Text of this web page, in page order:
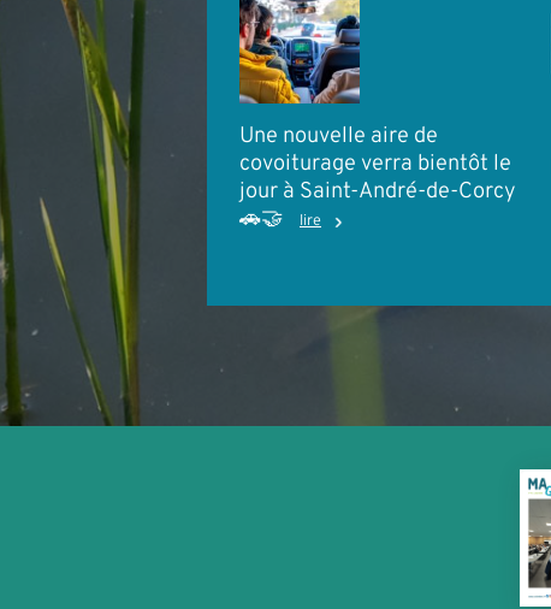
Une nouvelle aire de
covoiturage verra bientôt le
jour à Saint-André-de-Corcy
🚗🤝
lire